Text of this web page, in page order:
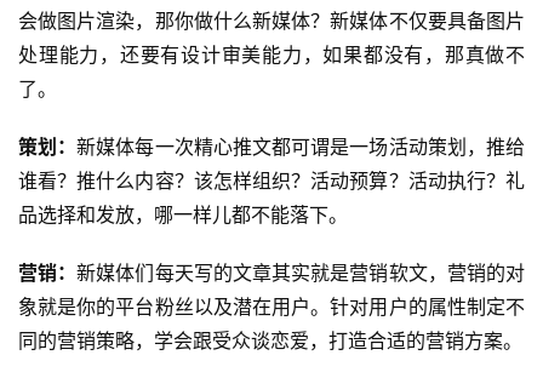
会做图片渲染，那你做什么新媒体？新媒体不仅要具备图片
处理能力，还要有设计审美能力，如果都没有，那真做不
了。
策划：新媒体每一次精心推文都可谓是一场活动策划，推给
谁看？推什么内容？该怎样组织？活动预算？ 活动执行？礼
品选择和发放，哪一样儿都不能落下。
营销：新媒体们每天写的文章其实就是营销软文，营销的对
象就是你的平台粉丝以及潜在用户。针对用户的属性制定不
同的营销策略，学会跟受众谈恋爱，打造合适的营销方案。